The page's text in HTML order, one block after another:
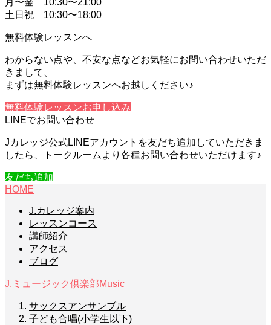
月〜金 10:30〜21:00
土日祝 10:30〜18:00
無料体験レッスンへ
わからない点や、不安な点などお気軽にお問い合わせいただ
きまして、
まずは無料体験レッスンへお越しください♪
無料体験レッスンお申し込み
LINEでお問い合わせ
Jカレッジ公式LINEアカウントを友だち追加していただきま
したら、トークルームより各種お問い合わせいただけます♪
友だち追加
HOME
J.カレッジ案内
レッスンコース
講師紹介
アクセス
ブログ
J.ミュージック倶楽部Music
サックスアンサンブル
子ども合唱(小学生以下)